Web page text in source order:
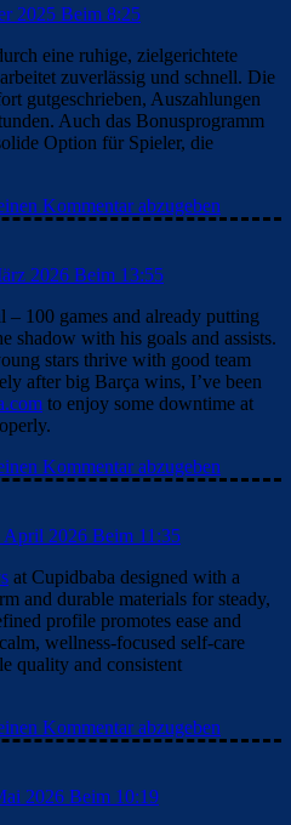
2025 Beim 8:25
eine ruhige, zielgerichtete
zuverlässig und schnell. Die
gutgeschrieben, Auszahlungen
Auch das Bonusprogramm
Option für Spieler, die
Kommentar abzugeben
2026 Beim 13:55
– 100 games and already putting
shadow with his goals and assists.
stars thrive with good team
after big Barça wins, I’ve been
to enjoy some downtime at
Kommentar abzugeben
April 2026 Beim 11:35
at Cupidbaba designed with a
and durable materials for steady,
profile promotes ease and
wellness-focused self-care
quality and consistent
Kommentar abzugeben
2026 Beim 10:19